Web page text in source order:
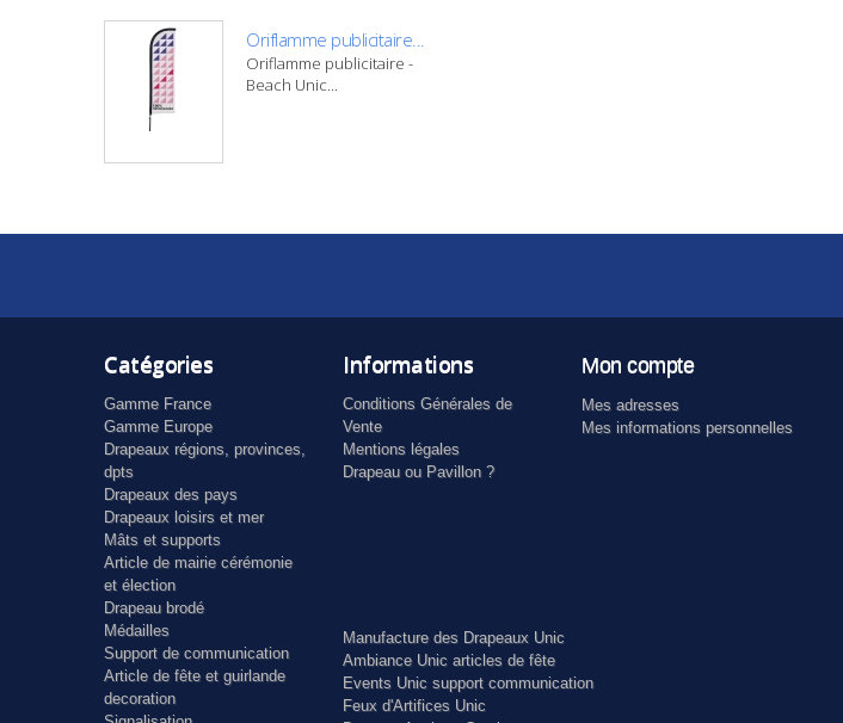
Oriflamme publicitaire...
Oriflamme publicitaire -
Beach Unic...
Catégories
Gamme France
Gamme Europe
Drapeaux régions, provinces,
dpts
Drapeaux des pays
Drapeaux loisirs et mer
Mâts et supports
Article de mairie cérémonie
et élection
Drapeau brodé
Médailles
Support de communication
Article de fête et guirlande
decoration
Informations
Conditions Générales de
Vente
Mentions légales
Drapeau ou Pavillon ?
Mon compte
Mes adresses
Mes informations personnelles
Manufacture des Drapeaux Unic
Ambiance Unic articles de fête
Events Unic support communication
Feux d'Artifices Unic